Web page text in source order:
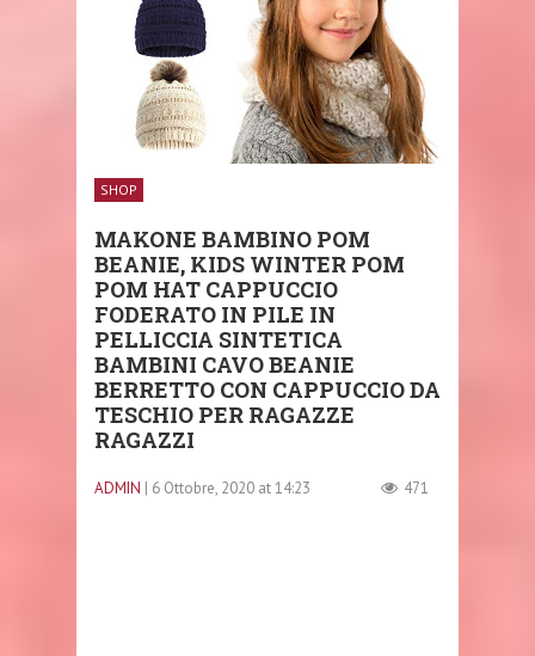
SHOP
MAKONE BAMBINO POM
BEANIE, KIDS WINTER POM
POM HAT CAPPUCCIO
FODERATO IN PILE IN
PELLICCIA SINTETICA
BAMBINI CAVO BEANIE
BERRETTO CON CAPPUCCIO DA
TESCHIO PER RAGAZZE
RAGAZZI
ADMIN | 6 Ottobre, 2020 at 14:23 471